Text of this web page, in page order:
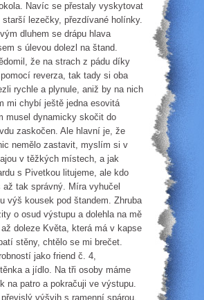
Navíc se přestaly vyskytovat
lezečky, přezdívané holínky.
dluhem se drápu hlava
s úlevou dolezl na štand.
že na strach z pádu díky
reverza, tak tady si oba
rychle a plynule, aniž by na nich
mi chybí ještě jedna esovitá
musel dynamicky skočit do
zaskočen. Ale hlavní je, že
nemělo zastavit, myslím si v
v těžkých místech, a jak
s Pivetkou litujeme, ale kdo
tak správný. Míra vyhučel
výš kousek pod štandem. Zhruba
o osud výstupu a dolehla na mě
doleze Květa, která má v kapse
stěny, chtělo se mi brečet.
jako friend č. 4,
a jídlo. Na tři osoby máme
na patro a pokračuji ve výstupu.
výšvih s ramenní spárou.